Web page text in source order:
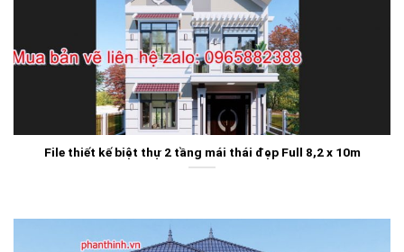
File thiết kế biệt thự 2 tầng mái thái đẹp Full 8,2 x 10m